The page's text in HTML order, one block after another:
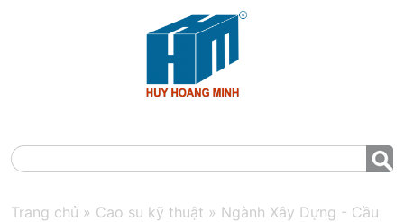
Trang chủ » Cao su kỹ thuật » Ngành Xây Dựng - Cầu